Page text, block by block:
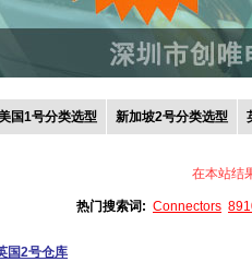
国1号分类选型 新加坡2号分类选型
在本站结
热门搜索词: Connectors
国2号仓库